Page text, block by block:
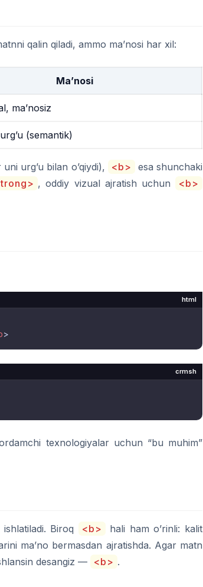
qalin qiladi, ammo ma’nosi har xil:
Ma’nosi
ma’nosiz
(semantik)
urg’u bilan o’qiydi), <b>
esa shunchaki
, oddiy vizual ajratish uchun
<b>
html
>
crmsh
texnologiyalar uchun “bu muhim”
Biroq <b>
hali ham o’rinli: kalit
ma’no bermasdan ajratishda. Agar matn
desangiz — <b> .